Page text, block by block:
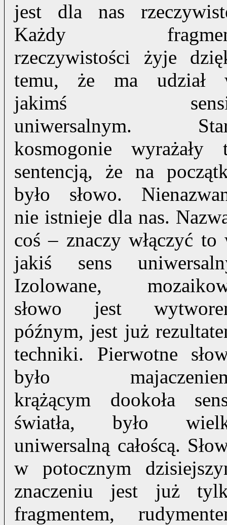
jest dla nas
Każdy
rzeczywistości żyje
temu, że ma udział
jakimś
uniwersalnym.
kosmogonie wyrażały
sentencją, że na
było słowo.
nie istnieje dla nas.
coś – znaczy włączyć to
jakiś sens
Izolowane,
słowo jest
późnym, jest już
techniki. Pierwotne
było
krążącym dookoła
światła, było
uniwersalną całoścą.
w potocznym
znaczeniu jest już
fragmentem,